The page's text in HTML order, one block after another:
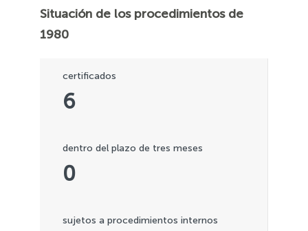
Situación de los procedimientos de
1980
6
certificados
0
dentro del plazo de tres meses
sujetos a procedimientos internos